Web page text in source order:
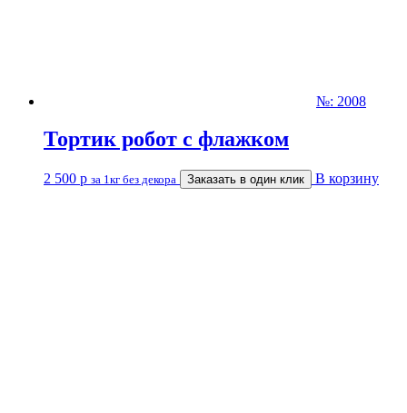
№: 2008
Тортик робот с флажком
2 500 р за 1кг без декора Заказать в один клик В корзину